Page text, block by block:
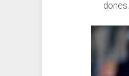
dones.